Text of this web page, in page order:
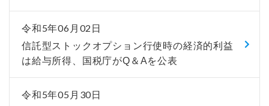
令和5年06月02日
信託型ストックオプション行使時の経済的利益
は給与所得、国税庁がQ＆Aを公表
令和5年05月30日